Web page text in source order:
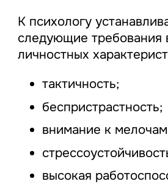
К психологу
следующие требования
личностных
тактичность;
беспристрастность;
внимание к
высокая